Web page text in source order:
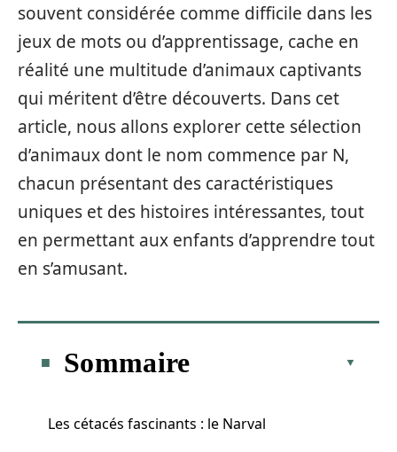
souvent considérée comme difficile dans les
jeux de mots ou d’apprentissage, cache en
réalité une multitude d’animaux captivants
qui méritent d’être découverts. Dans cet
article, nous allons explorer cette sélection
d’animaux dont le nom commence par N,
chacun présentant des caractéristiques
uniques et des histoires intéressantes, tout
en permettant aux enfants d’apprendre tout
en s’amusant.
Sommaire
Les cétacés fascinants : le Narval